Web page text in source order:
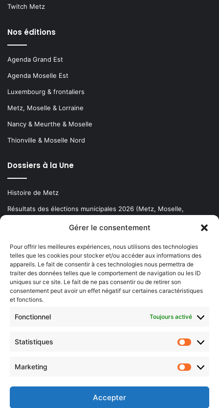
Gérer le consentement
Pour offrir les meilleures expériences, nous utilisons des technologies
telles que les cookies pour stocker et/ou accéder aux informations des
appareils. Le fait de consentir à ces technologies nous permettra de
traiter des données telles que le comportement de navigation ou les ID
uniques sur ce site. Le fait de ne pas consentir ou de retirer son
consentement peut avoir un effet négatif sur certaines caractéristiques
et fonctions.
Fonctionnel Toujours activé
Statistiques
Marketing
Accepter
Twitch Metz
Nos éditions
Agenda Grand Est
Agenda Moselle Est
Luxembourg & frontaliers
Metz, Moselle & Lorraine
Nancy & Meurthe & Moselle
Thionville & Moselle Nord
Dossiers à la Une
Histoire de Metz
Résultats des élections municipales 2026 (Metz, Moselle,
Newsletter gratuite
Choisissez : matin, soir ou hebdo ?
votre